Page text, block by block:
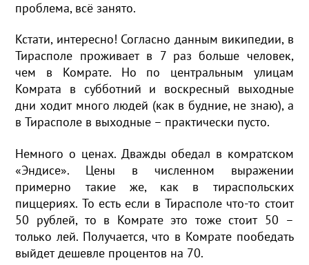
проблема, всё занято.
Кстати, интересно! Согласно данным википедии, в
Тирасполе проживает в 7 раз больше человек,
чем в Комрате. Но по центральным улицам
Комрата в субботний и воскресный выходные
дни ходит много людей (как в будние, не знаю), а
в Тирасполе в выходные – практически пусто.
Немного о ценах. Дважды обедал в комратском
«Эндисе». Цены в численном выражении
примерно такие же, как в тираспольских
пиццериях. То есть если в Тирасполе что-то стоит
50 рублей, то в Комрате это тоже стоит 50 –
только лей. Получается, что в Комрате пообедать
выйдет дешевле процентов на 70.